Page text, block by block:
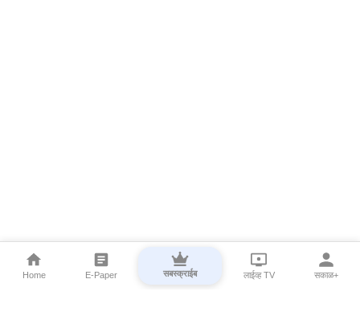
Home E-Paper सबस्क्राईब लाईव्ह TV सकाळ+